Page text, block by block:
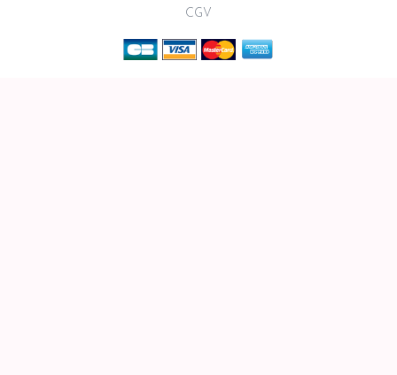
CGV